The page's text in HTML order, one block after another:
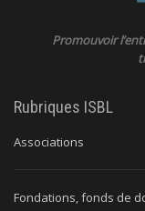
Promouvoir
Rubriques ISBL
Associations
Fondations, fonds de